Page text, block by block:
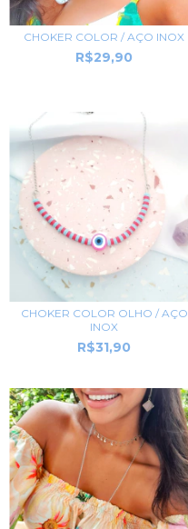
CHOKER COLOR / AÇO INOX
R$29,90
CHOKER COLOR OLHO / AÇO
INOX
R$31,90